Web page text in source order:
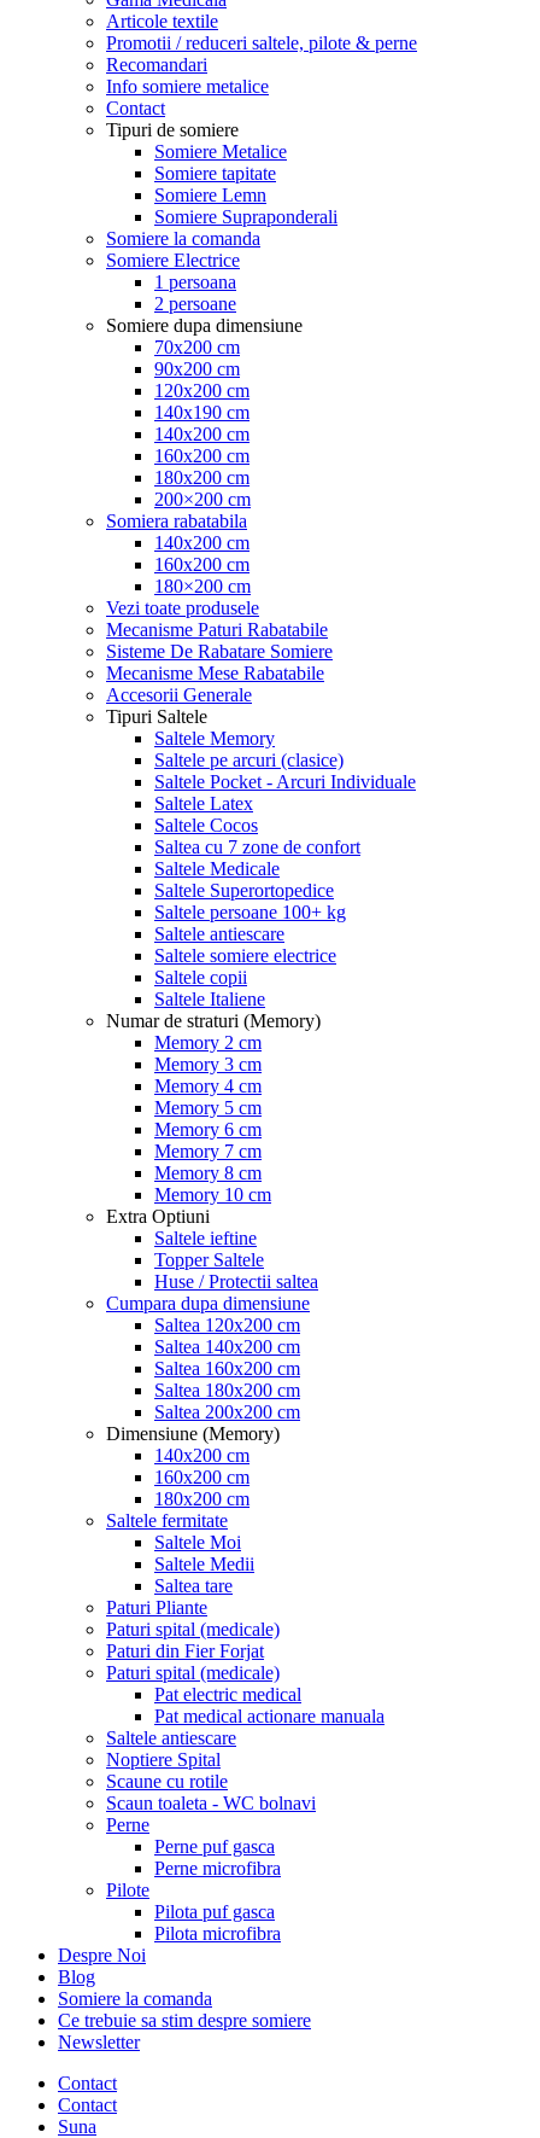
Articole textile
Promotii / reduceri saltele, pilote & perne
Recomandari
Info somiere metalice
Contact
Tipuri de somiere
Somiere Metalice
Somiere tapitate
Somiere Lemn
Somiere Supraponderali
Somiere la comanda
Somiere Electrice
1 persoana
2 persoane
Somiere dupa dimensiune
70x200 cm
90x200 cm
120x200 cm
140x190 cm
140x200 cm
160x200 cm
180x200 cm
200×200 cm
Somiera rabatabila
140x200 cm
160x200 cm
180×200 cm
Vezi toate produsele
Mecanisme Paturi Rabatabile
Sisteme De Rabatare Somiere
Mecanisme Mese Rabatabile
Accesorii Generale
Tipuri Saltele
Saltele Memory
Saltele pe arcuri (clasice)
Saltele Pocket - Arcuri Individuale
Saltele Latex
Saltele Cocos
Saltea cu 7 zone de confort
Saltele Medicale
Saltele Superortopedice
Saltele persoane 100+ kg
Saltele antiescare
Saltele somiere electrice
Saltele copii
Saltele Italiene
Numar de straturi (Memory)
Memory 2 cm
Memory 3 cm
Memory 4 cm
Memory 5 cm
Memory 6 cm
Memory 7 cm
Memory 8 cm
Memory 10 cm
Extra Optiuni
Saltele ieftine
Topper Saltele
Huse / Protectii saltea
Cumpara dupa dimensiune
Saltea 120x200 cm
Saltea 140x200 cm
Saltea 160x200 cm
Saltea 180x200 cm
Saltea 200x200 cm
Dimensiune (Memory)
140x200 cm
160x200 cm
180x200 cm
Saltele fermitate
Saltele Moi
Saltele Medii
Saltea tare
Paturi Pliante
Paturi spital (medicale)
Paturi din Fier Forjat
Paturi spital (medicale)
Pat electric medical
Pat medical actionare manuala
Saltele antiescare
Noptiere Spital
Scaune cu rotile
Scaun toaleta - WC bolnavi
Perne
Perne puf gasca
Perne microfibra
Pilote
Pilota puf gasca
Pilota microfibra
Despre Noi
Blog
Somiere la comanda
Ce trebuie sa stim despre somiere
Newsletter
Contact
Contact
Suna